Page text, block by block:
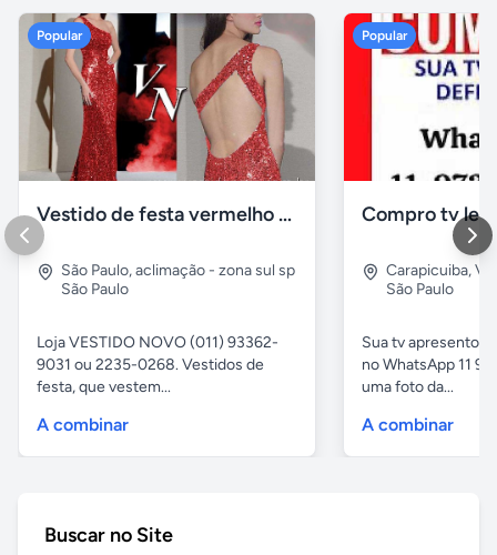
Popular
Vestido de festa vermelho com brilho e pedraria
São Paulo,aclimação - zona sul sp
São Paulo
Loja VESTIDO NOVO (011) 93362-
9031 ou 2235-0268. Vestidos de
festa, que vestem...
A combinar
Popular
Compro tv
Carapicuiba,
São Paulo
Sua tv apresentou
no WhatsApp 11
uma foto da...
A combinar
Buscar no Site